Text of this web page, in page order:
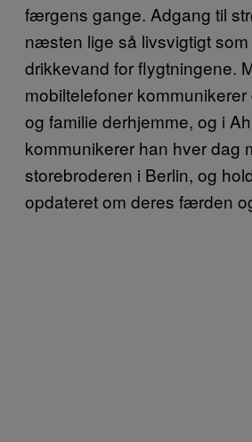
færgens gange. Adgang til
næsten lige så livsvigtigt
drikkevand for flygtningene.
mobiltelefoner
og familie derhjemme, og i
kommunikerer han hver dag
storebroderen i Berlin, og
opdateret om deres færden